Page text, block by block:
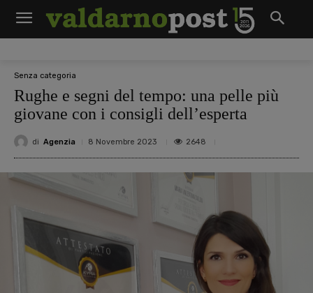
Senza categoria
Rughe e segni del tempo: una pelle più
giovane con i consigli dell’esperta
di Agenzia 8 Novembre 2023 2648